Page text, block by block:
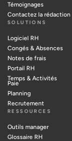
Témoignages
Contactez la rédaction
SOLUTIONS
Logiciel RH
Congés & Absences
Notes de frais
Portail RH
Temps & Activités
Paie
Planning
Recrutement
RESSOURCES
Outils manager
Glossaire RH